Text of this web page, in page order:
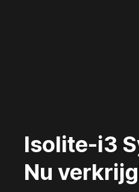
Isolite-i3
Nu